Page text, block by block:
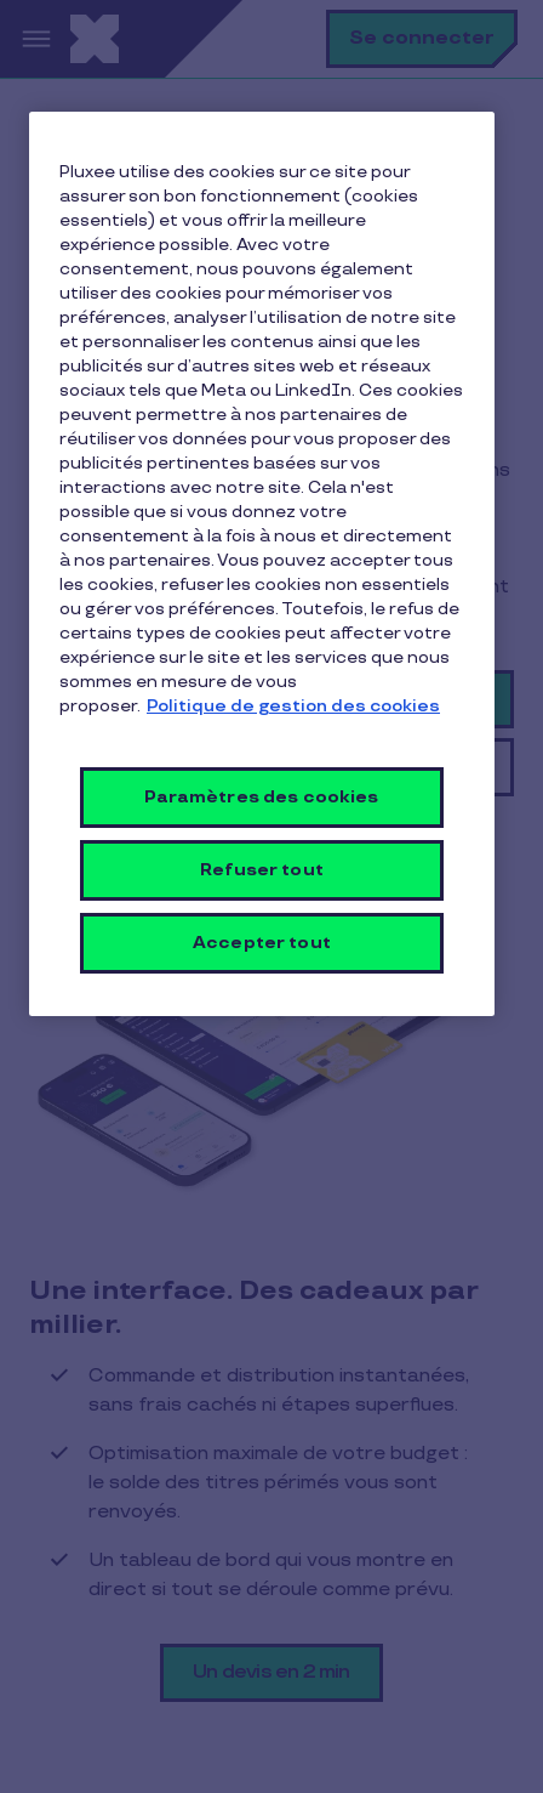
Aller au contenu principal Se connecter
Titres cadeaux Pluxee - 3 supports
Le chèque cadeau :
offrez sans compter…
sans contraintes, sans
logistique.
Avec Pluxee Cadeaux, vous gérez vos distributions
comme vos autres tâches : rapidement,
proprement sans détour.
Offrez jusqu’à 200 € par salarié et par événement
URSSAF
Commander en 1 clic
Obtenir un devis en 2 min
Une interface. Des cadeaux par
millier.
Commande et distribution instantanées,
sans frais cachés ni étapes superflues.
Optimisation maximale de votre budget :
le solde des titres périmés vous sont
renvoyés.
Un tableau de bord qui vous montre en
direct si tout se déroule comme prévu.
Un devis en 2 min
Pluxee utilise des cookies sur ce site pour
assurer son bon fonctionnement (cookies
essentiels) et vous offrir la meilleure
expérience possible. Avec votre
consentement, nous pouvons également
utiliser des cookies pour mémoriser vos
préférences, analyser l’utilisation de notre site
et personnaliser les contenus ainsi que les
publicités sur d’autres sites web et réseaux
sociaux tels que Meta ou LinkedIn. Ces cookies
peuvent permettre à nos partenaires de
réutiliser vos données pour vous proposer des
publicités pertinentes basées sur vos
interactions avec notre site. Cela n'est
possible que si vous donnez votre
consentement à la fois à nous et directement
à nos partenaires. Vous pouvez accepter tous
les cookies, refuser les cookies non essentiels
ou gérer vos préférences. Toutefois, le refus de
certains types de cookies peut affecter votre
expérience sur le site et les services que nous
sommes en mesure de vous
proposer. Politique de gestion des cookies
Paramètres des cookies
Refuser tout
Accepter tout